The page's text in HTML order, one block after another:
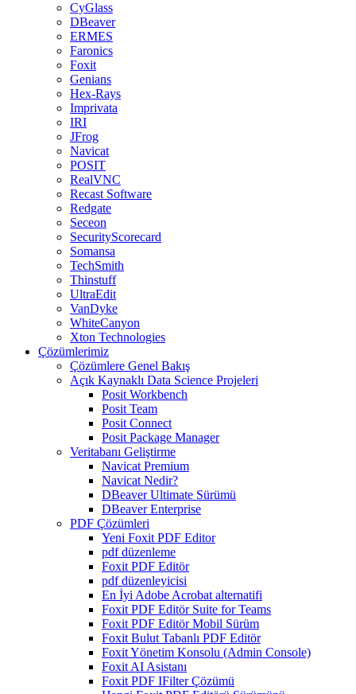
CyGlass
DBeaver
ERMES
Faronics
Foxit
Genians
Hex-Rays
Imprivata
IRI
JFrog
Navicat
POSIT
RealVNC
Recast Software
Redgate
Seceon
SecurityScorecard
Somansa
TechSmith
Thinstuff
UltraEdit
VanDyke
WhiteCanyon
Xton Technologies
Çözümlerimiz
Çözümlere Genel Bakış
Açık Kaynaklı Data Science Projeleri
Posit Workbench
Posit Team
Posit Connect
Posit Package Manager
Veritabanı Geliştirme
Navicat Premium
Navicat Nedir?
DBeaver Ultimate Sürümü
DBeaver Enterprise
PDF Çözümleri
Yeni Foxit PDF Editor
pdf düzenleme
Foxit PDF Editör
pdf düzenleyicisi
En İyi Adobe Acrobat alternatifi
Foxit PDF Editör Suite for Teams
Foxit PDF Editör Mobil Sürüm
Foxit Bulut Tabanlı PDF Editör
Foxit Yönetim Konsolu (Admin Console)
Foxit AI Asistanı
Foxit PDF IFilter Çözümü